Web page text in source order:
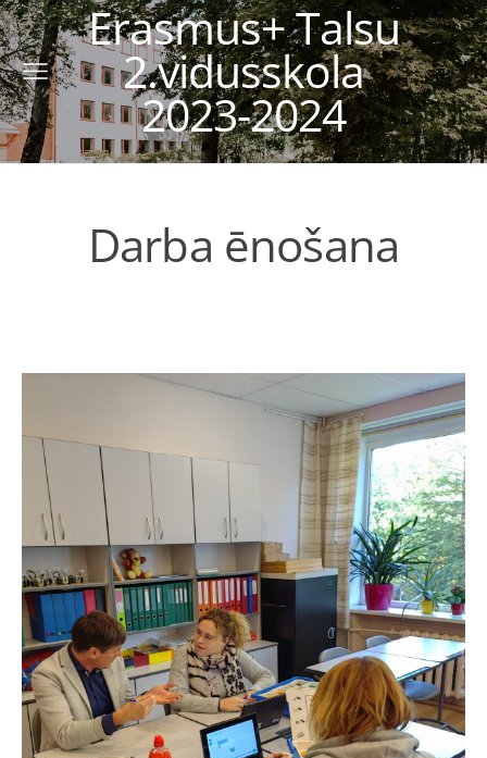
Erasmus+ Talsu
2.vidusskola
2023-2024
Darba ēnošana